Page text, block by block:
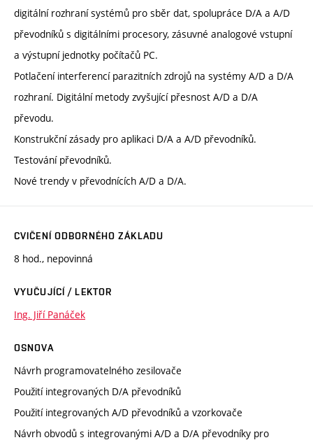
digitální rozhraní systémů pro sběr dat, spolupráce D/A a A/D
převodníků s digitálními procesory, zásuvné analogové vstupní
a výstupní jednotky počítačů PC.
Potlačení interferencí parazitních zdrojů na systémy A/D a D/A
rozhraní. Digitální metody zvyšující přesnost A/D a D/A
převodu.
Konstrukční zásady pro aplikaci D/A a A/D převodníků.
Testování převodníků.
Nové trendy v převodnících A/D a D/A.
CVIČENÍ ODBORNÉHO ZÁKLADU
8 hod., nepovinná
VYUČUJÍCÍ / LEKTOR
Ing. Jiří Panáček
OSNOVA
Návrh programovatelného zesilovače
Použití integrovaných D/A převodníků
Použití integrovaných A/D převodníků a vzorkovače
Návrh obvodů s integrovanými A/D a D/A převodníky pro